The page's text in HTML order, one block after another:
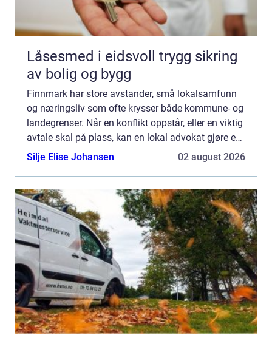
Låsesmed i eidsvoll trygg sikring
av bolig og bygg
Finnmark har store avstander, små lokalsamfunn
og næringsliv som ofte krysser både kommune- og
landegrenser. Når en konflikt oppstår, eller en viktig
avtale skal på plass, kan en lokal advokat gjøre en
stor forskjell. Mange lurer på hvordan de skal g...
Silje Elise Johansen 02 august 2026